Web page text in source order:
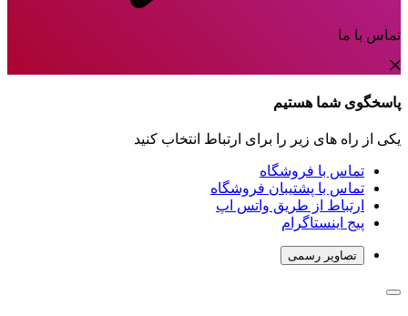
تماس با ما
پاسخگوی شما هستیم
یکی از راه های زیر را برای ارتباط انتخاب کنید
تماس با فروشگاه
تماس با پشتیبان فروشگاه
ارتباط از طریق واتس اپ
پیج اینستاگرام
تصاویر رسمی